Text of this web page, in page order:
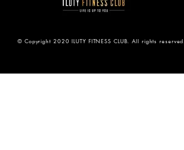
© Copyright 2020 ILUTY FITNESS CLUB. All rights reserved.